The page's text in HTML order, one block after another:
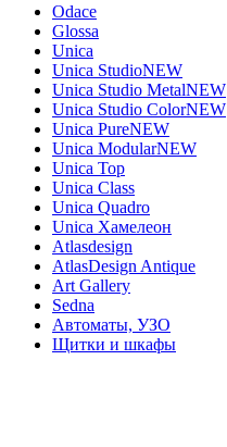
Odace
Glossa
Unica
Unica StudioNEW
Unica Studio MetalNEW
Unica Studio ColorNEW
Unica PureNEW
Unica ModularNEW
Unica Top
Unica Class
Unica Quadro
Unica Хамелеон
Atlasdesign
AtlasDesign Antique
Art Gallery
Sedna
Автоматы, УЗО
Щитки и шкафы